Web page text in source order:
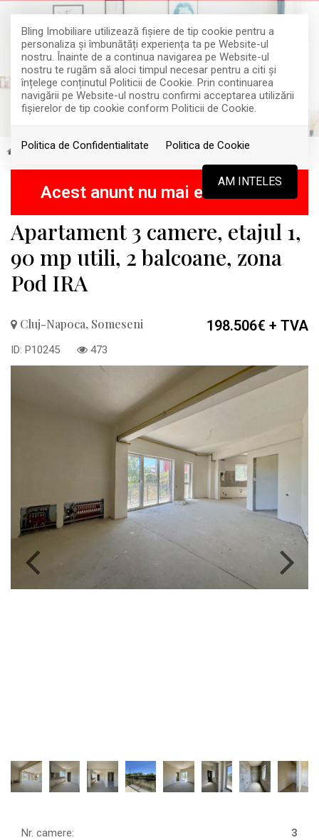
Bling Imobiliare utilizează fişiere de tip cookie pentru a
personaliza și îmbunătăți experiența ta pe Website-ul
nostru. Înainte de a continua navigarea pe Website-ul
nostru te rugăm să aloci timpul necesar pentru a citi și
înțelege conținutul Politicii de Cookie. Prin continuarea
navigării pe Website-ul nostru confirmi acceptarea utilizării
fişierelor de tip cookie conform Politicii de Cookie.
Politica de Confidentialitate Politica de Cookie
AM INTELES
Vanzare Apartamente Cluj-Napoca Someseni
Acest anunt nu mai este activ !
Apartament 3 camere, etajul 1,
90 mp utili, 2 balcoane, zona
Pod IRA
Cluj-Napoca, Someseni 198.506€ + TVA
ID: P10245 473
Nr. camere:
3